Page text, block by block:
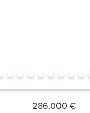
286.000 €